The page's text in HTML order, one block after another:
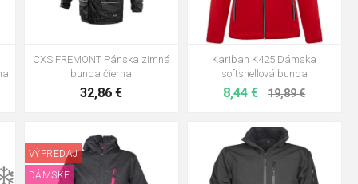
CXS FREMONT Pánska zimná
bunda čierna
32,86 €
Kariban K425 Dámska
softshellová bunda
8,44 € 19,89 €
DÁMSKE
VÝPREDAJ
S L XXL